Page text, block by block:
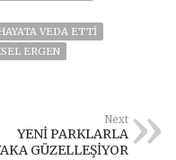
VEDA ETTI
ERGEN
Next
YENİ PARKLARLA
GÜZELLEŞİYOR